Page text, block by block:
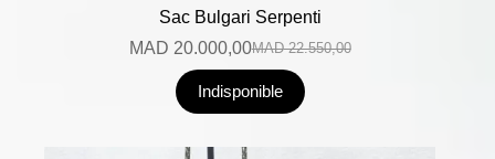
Sac Bulgari Serpenti
MAD22.550,00
MAD 20.000,00
Indisponible